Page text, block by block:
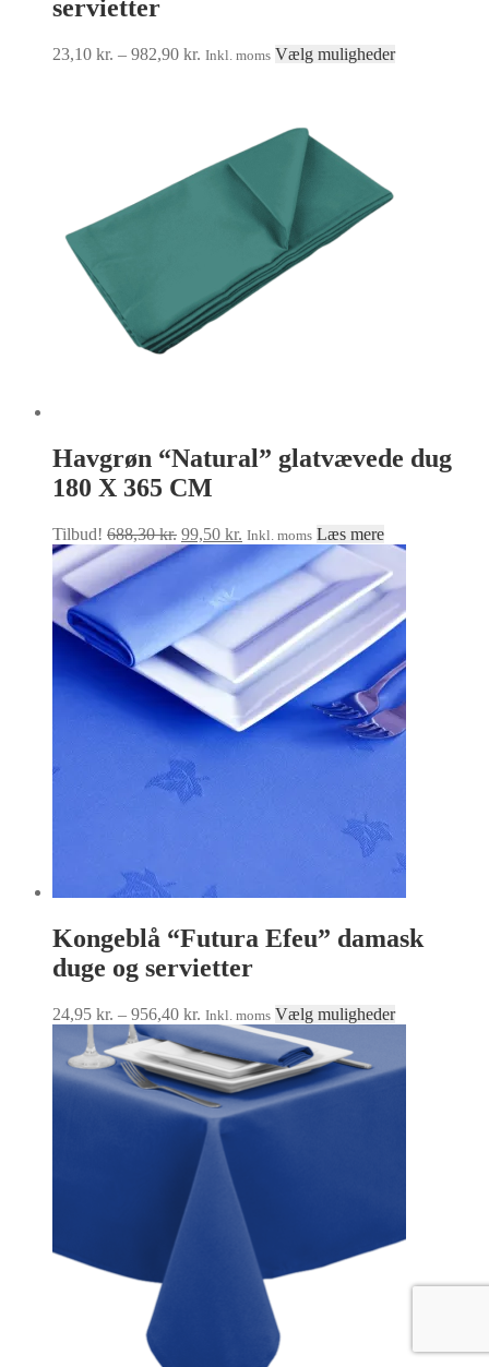
servietter
23,10 kr. – 982,90 kr. Prisinterval:
Inkl. moms Vælg mulighederDette
Havgrøn “Natural” glatvævede dug
180 X 365 CM
Tilbud! 688,30kr. Den
oprindelige
var:
688,30 kr..
99,50 kr. Den
aktuelle
pris
er:
99,50 kr..
Inkl. moms Læs mere
Kongeblå “Futura Efeu” damask
duge og servietter
24,95 kr. – 956,40 kr. Prisinterval:
24,95 kr.
til
956,40 kr.
Inkl. moms Vælg mulighederDette
flere